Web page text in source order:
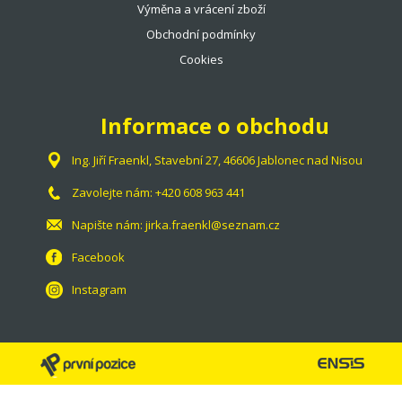
Výměna a vrácení zboží
Obchodní podmínky
Cookies
Informace o obchodu
Ing. Jiří Fraenkl, Stavební 27, 46606 Jablonec nad Nisou
Zavolejte nám: +420 608 963 441
Napište nám: jirka.fraenkl@seznam.cz
Facebook
Instagram